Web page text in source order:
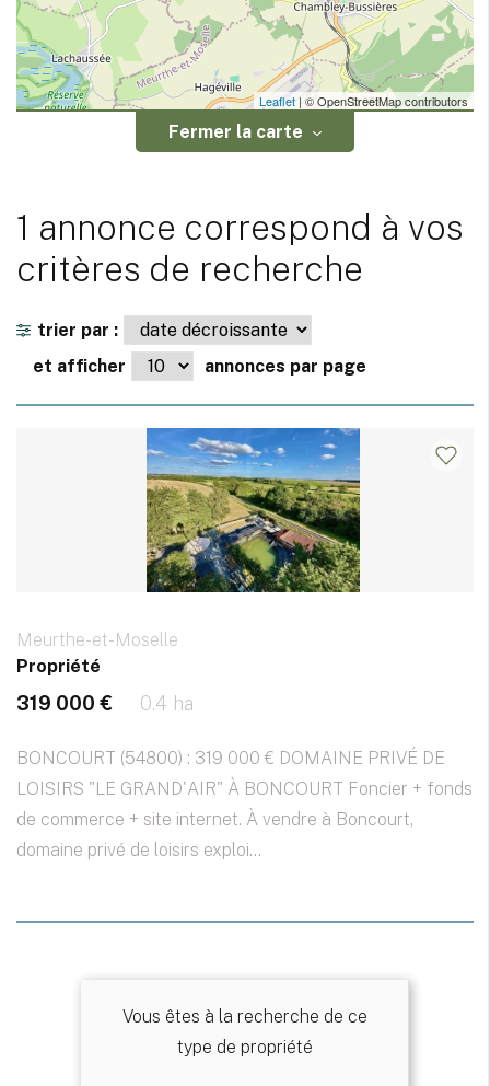
Leaflet | © OpenStreetMap contributors
Fermer la carte
1 annonce correspond à vos
critères de recherche
trier par :
et afficher
annonces par page
Meurthe-et-Moselle
Propriété
319 000 € 0.4 ha
BONCOURT (54800) : 319 000 € DOMAINE PRIVÉ DE
LOISIRS "LE GRAND'AIR" À BONCOURT Foncier + fonds
de commerce + site internet. À vendre à Boncourt,
domaine privé de loisirs exploi...
Vous êtes à la recherche de ce
type de propriété